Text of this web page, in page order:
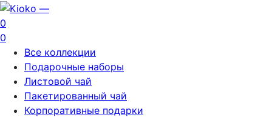
0
0
Все коллекции
Подарочные наборы
Листовой чай
Пакетированный чай
Корпоративные подарки